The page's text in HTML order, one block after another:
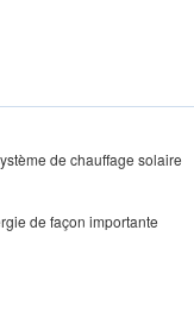
de chauffage solaire
de façon importante